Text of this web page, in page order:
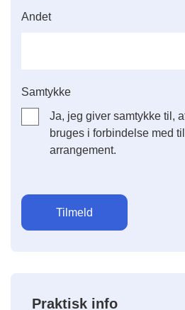
Andet
Samtykke
Ja, jeg giver samtykke til,
bruges i forbindelse med
arrangement.
Praktisk info